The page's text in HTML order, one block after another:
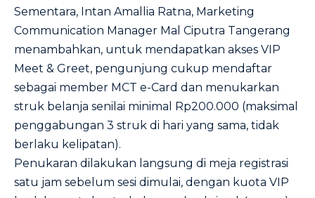
Sementara, Intan Amallia Ratna, Marketing
Communication Manager Mal Ciputra Tangerang
menambahkan, untuk mendapatkan akses VIP
Meet & Greet, pengunjung cukup mendaftar
sebagai member MCT e-Card dan menukarkan
struk belanja senilai minimal Rp200.000 (maksimal
penggabungan 3 struk di hari yang sama, tidak
berlaku kelipatan).
Penukaran dilakukan langsung di meja registrasi
satu jam sebelum sesi dimulai, dengan kuota VIP